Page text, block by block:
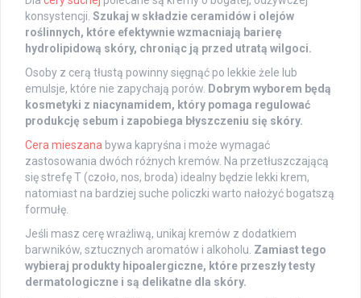
konsystencji. Szukaj w składzie ceramidów i olejów
roślinnych, które efektywnie wzmacniają barierę
hydrolipidową skóry, chroniąc ją przed utratą wilgoci.
Osoby z cerą tłustą powinny sięgnąć po lekkie żele lub
emulsje, które nie zapychają porów. Dobrym wyborem będą
kosmetyki z niacynamidem, który pomaga regulować
produkcję sebum i zapobiega błyszczeniu się skóry.
Cera mieszana bywa kapryśna i może wymagać
zastosowania dwóch różnych kremów. Na przetłuszczającą
się strefę T (czoło, nos, broda) idealny będzie lekki krem,
natomiast na bardziej suche policzki warto nałożyć bogatszą
formułę.
Jeśli masz cerę wrażliwą, unikaj kremów z dodatkiem
barwników, sztucznych aromatów i alkoholu. Zamiast tego
wybieraj produkty hipoalergiczne, które przeszły testy
dermatologiczne i są delikatne dla skóry.